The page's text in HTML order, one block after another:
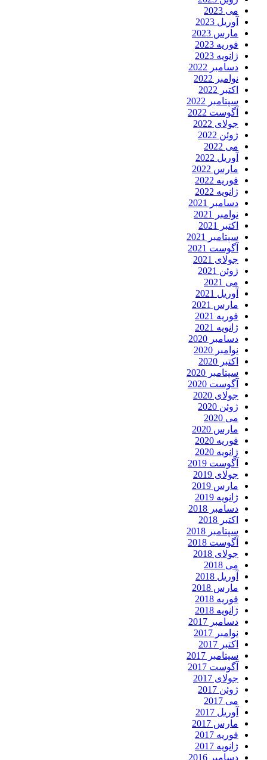
می 2023
آوریل 2023
مارس 2023
فوریه 2023
ژانویه 2023
دسامبر 2022
نوامبر 2022
اکتبر 2022
سپتامبر 2022
آگوست 2022
جولای 2022
ژوئن 2022
می 2022
آوریل 2022
مارس 2022
فوریه 2022
ژانویه 2022
دسامبر 2021
نوامبر 2021
اکتبر 2021
سپتامبر 2021
آگوست 2021
جولای 2021
ژوئن 2021
می 2021
آوریل 2021
مارس 2021
فوریه 2021
ژانویه 2021
دسامبر 2020
نوامبر 2020
اکتبر 2020
سپتامبر 2020
آگوست 2020
جولای 2020
ژوئن 2020
می 2020
مارس 2020
فوریه 2020
ژانویه 2020
آگوست 2019
جولای 2019
مارس 2019
ژانویه 2019
دسامبر 2018
اکتبر 2018
سپتامبر 2018
آگوست 2018
جولای 2018
می 2018
آوریل 2018
مارس 2018
فوریه 2018
ژانویه 2018
دسامبر 2017
نوامبر 2017
اکتبر 2017
سپتامبر 2017
آگوست 2017
جولای 2017
ژوئن 2017
می 2017
آوریل 2017
مارس 2017
فوریه 2017
ژانویه 2017
دسامبر 2016